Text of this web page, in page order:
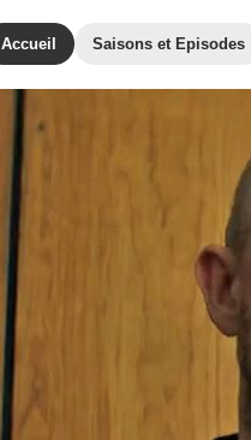
Accueil Saisons et Episodes